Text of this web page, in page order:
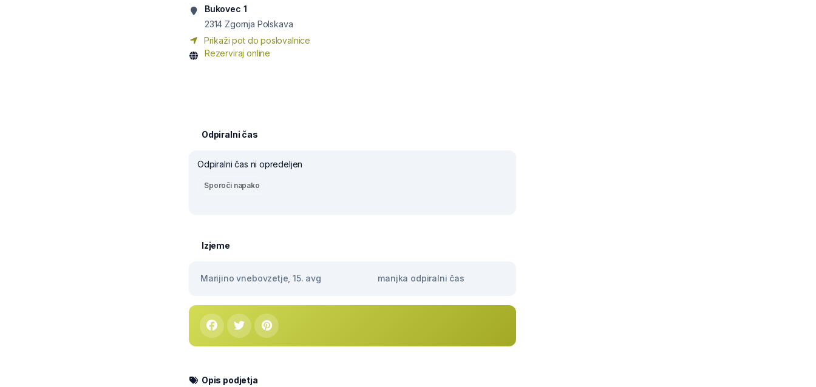
Bukovec 1
2314 Zgornja Polskava
Prikaži pot do poslovalnice
Rezerviraj online
Odpiralni čas
Odpiralni čas ni opredeljen
Sporoči napako
Izjeme
Marijino vnebovzetje, 15. avg manjka odpiralni čas
Opis podjetja